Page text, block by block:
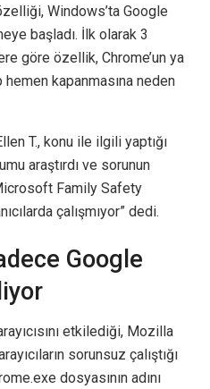
Windows’ta Google
başladı. İlk olarak 3
göre özellik, Chrome’un ya
hemen kapanmasına neden
T., konu ile ilgili yaptığı
araştırdı ve sorunun
Family Safety
çalışmıyor” dedi.
Google
etkilediği, Mozilla
sorunsuz çalıştığı
dosyasının adını